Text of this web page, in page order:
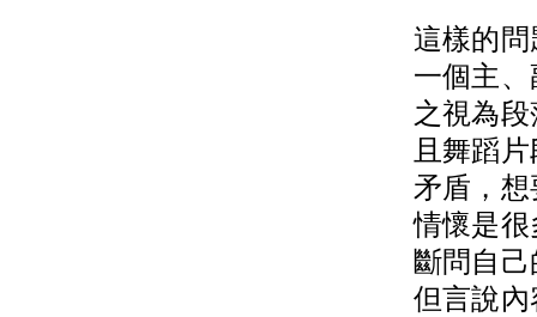
這樣的
一個主
之視為
且舞蹈
矛盾，
情懷是
斷問自
但言說